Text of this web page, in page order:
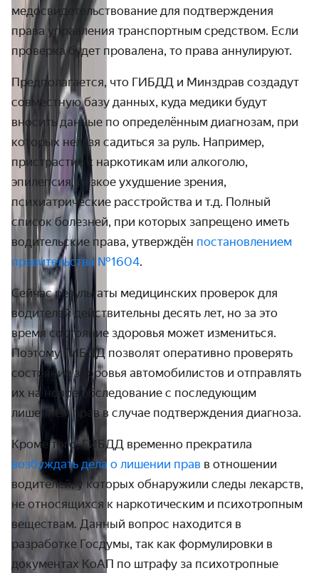
медосвидетельствование для подтверждения
права управления транспортным средством. Если
проверка будет провалена, то права аннулируют.
Предполагается, что ГИБДД и Минздрав создадут
совместную базу данных, куда медики будут
вносить данные по определённым диагнозам, при
которых нельзя садиться за руль. Например,
пристрастие к наркотикам или алкоголю,
эпилепсия, резкое ухудшение зрения,
психиатрические расстройства и т.д. Полный
список болезней, при которых запрещено иметь
водительские права, утверждён постановлением
правительства №1604.
Сейчас результаты медицинских проверок для
водителей действительны десять лет, но за это
время состояние здоровья может измениться.
Поэтому ГИБДД позволят оперативно проверять
состояние здоровья автомобилистов и отправлять
их на новое обследование с последующим
лишением прав в случае подтверждения диагноза.
Кроме того, ГИБДД временно прекратила
возбуждать дела о лишении прав в отношении
водителей, у которых обнаружили следы лекарств,
не относящихся к наркотическим и психотропным
веществам. Данный вопрос находится в
разработке Госдумы, так как формулировки в
документах КоАП по штрафу за психотропные